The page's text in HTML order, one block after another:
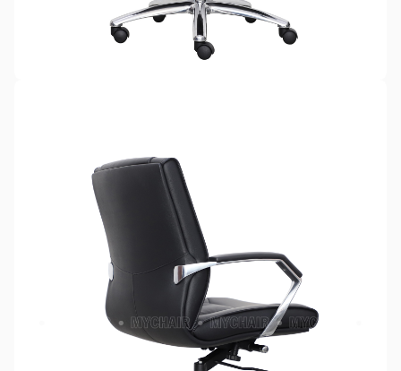
Sản phẩm hư hỏng trong quá trình vận chuyển (rách, xước,
Sản phẩm còn nguyên tình trạng ban đầu, chưa qua sử
mẫu sản phẩm khác ưng ý thì Quý khách sẽ được hoàn tiền
đúng với số tiền đã mua sản phẩm hoặc Quý khách tiến hành
đặt hàng sản xuất theo yêu cầu.
4.2. Các trường hợp không được đổi trả sản
Sản phẩm đã qua sử dụng, sản phẩm có dấu hiệu chỉnh sửa
hoặc tự ý sửa chữa mà không có sự đồng ý của nhà sản
Sản phẩm sau khi đã được giao hàng, nhận hàng, Quý
khách kiểm tra hàng không có bất kỳ lỗi sản phẩm nào và